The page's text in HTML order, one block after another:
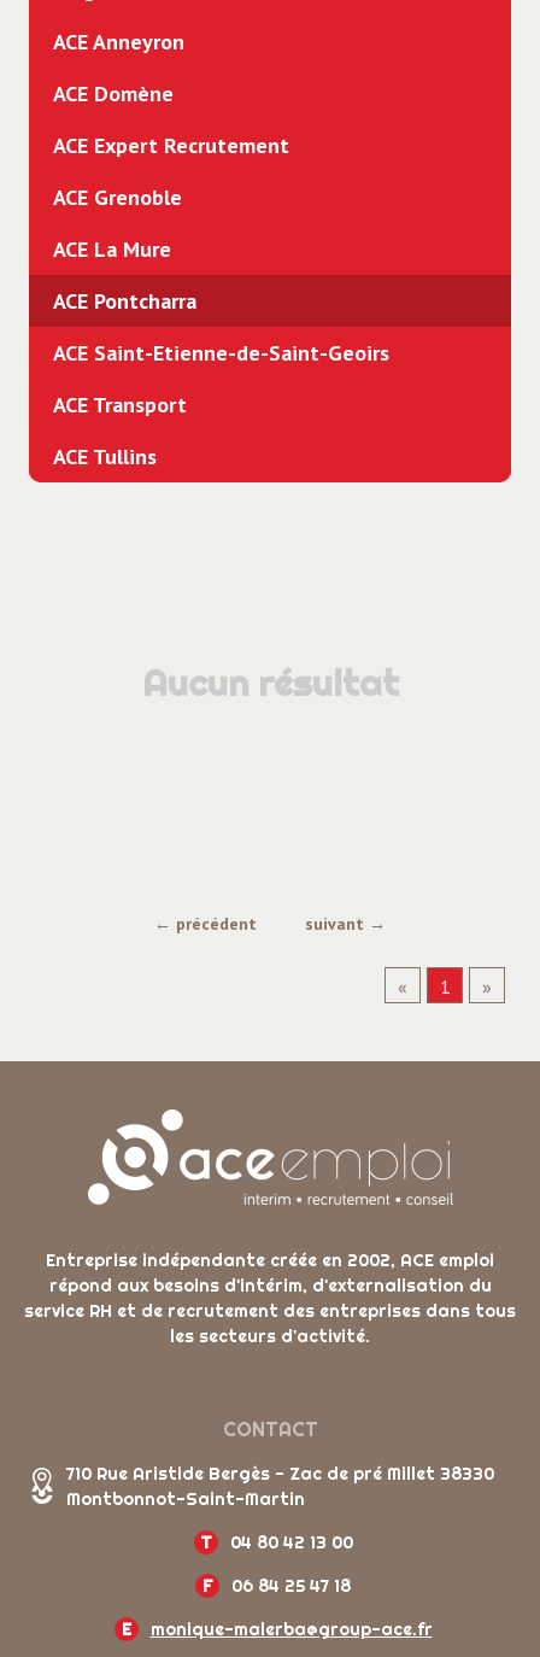
Aucun résultat
ACE Anneyron
ACE Domène
ACE Expert Recrutement
ACE Grenoble
ACE La Mure
ACE Pontcharra
ACE Saint-Etienne-de-Saint-Geoirs
ACE Transport
ACE Tullins
← précédent suivant →
« 1 »
Entreprise indépendante créée en 2002, ACE emploi
répond aux besoins d'intérim, d'externalisation du
service RH et de recrutement des entreprises dans tous
les secteurs d'activité.
CONTACT
710 Rue Aristide Bergès - Zac de pré Millet 38330
Montbonnot-Saint-Martin
T
04 80 42 13 00
F
06 84 25 47 18
E
monique-malerba@group-ace.fr